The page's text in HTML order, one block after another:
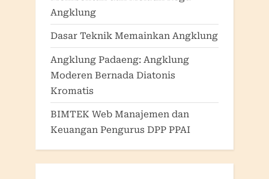
Angklung
Dasar Teknik Memainkan Angklung
Angklung Padaeng: Angklung
Moderen Bernada Diatonis
Kromatis
BIMTEK Web Manajemen dan
Keuangan Pengurus DPP PPAI